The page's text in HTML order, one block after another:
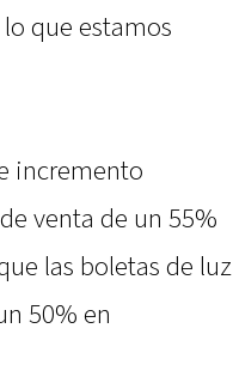
que estamos
incremento
venta de un 55%
las boletas de luz
50% en